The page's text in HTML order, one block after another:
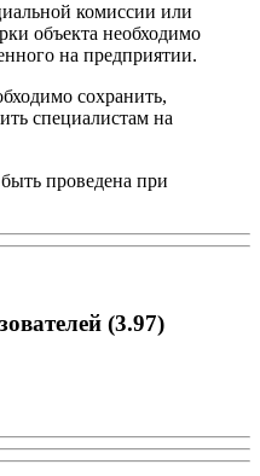
комиссии или
объекта необходимо
на предприятии.
сохранить,
специалистам на
проведена при
(3.97)